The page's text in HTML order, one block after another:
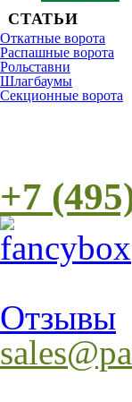
СТАТЬИ
Откатные ворота
Распашные ворота
Рольставни
Шлагбаумы
Cекционные ворота
+7
Отзывы